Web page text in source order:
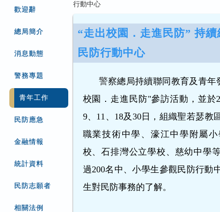
歡迎辭
總局簡介
消息動態
警務專題
青年工作
民防應急
金融情報
統計資料
民防志願者
相關法例
行動中心
“走出校園．走進民防” 持
民防行動中心
警察總局持續聯同教育及青年
校園．走進民防"參訪活動，並於
9、11、18及30日，組織聖若瑟教
職業技術中學、濠江中學附屬
校、石排灣公立學校、慈幼中學
過200名中、小學生參觀民防行動
生對民防事務的了解。